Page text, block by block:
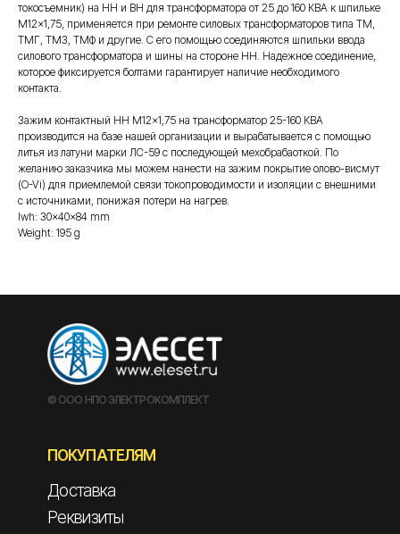
токосъемник) на НН и ВН для трансформатора от 25 до 160 КВА к шпильке
М12×1,75, применяется при ремонте силовых трансформаторов типа ТМ,
ТМГ, ТМЗ, ТМФ и другие. С его помощью соединяются шпильки ввода
силового трансформатора и шины на стороне НН. Надежное соединение,
которое фиксируется болтами гарантирует наличие необходимого
контакта.
Зажим контактный НН М12×1,75 на трансформатор 25-160 КВА
производится на базе нашей организации и вырабатывается с помощью
литья из латуни марки ЛС-59 с последующей мехобрабaоткой. По
желанию заказчика мы можем нанести на зажим покрытие олово-висмут
(O-Vi) для приемлемой связи токопроводимости и изоляции с внешними
с источниками, понижая потери на нагрев.
lwh: 30x40x84 mm
Weight: 195 g
© ООО НПО ЭЛЕКТРОКОМПЛЕКТ
ПОКУПАТЕЛЯМ
Доставка
Реквизиты